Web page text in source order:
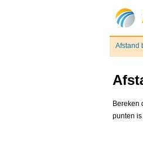
Afstand
Bereken
punten